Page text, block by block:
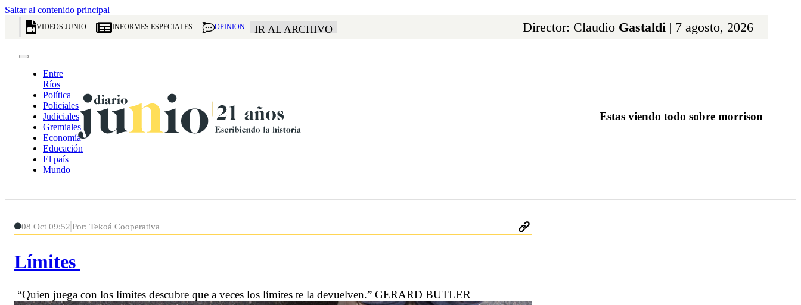
Saltar al contenido principal
VIDEOS JUNIO INFORMES ESPECIALES OPINION IR AL ARCHIVO Director: Claudio Gastaldi | 7 agosto, 2026
Entre
Ríos
Política
Policiales
Judiciales
Gremiales
Economía
Educación
El país
Mundo
Estas viendo todo sobre morrison
08 Oct 09:52 Por: Tekoá Cooperativa
Límites
“Quien juega con los límites descubre que a veces los límites te la devuelven.” GERARD BUTLER